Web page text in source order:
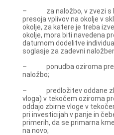
– za naložbo, v zvezi s
presoja vplivov na okolje v
okolje, za katere je treba
okolje, mora biti navedena
datumom dodelitve
soglasje za zadevni
– ponudba oziroma
naložbo;
– predložitev oddane
vloga) v tekočem oziroma
oddajo zbirne vloge v
pri investicijah v panje in
primerih, da se primarna
na novo;